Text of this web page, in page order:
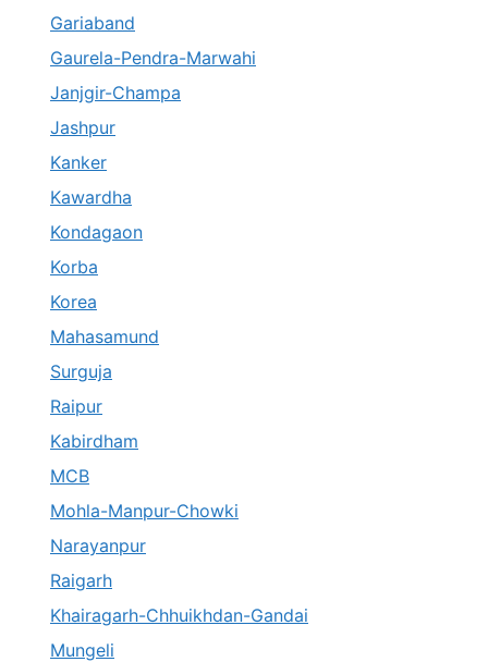
Gariaband
Gaurela-Pendra-Marwahi
Janjgir-Champa
Jashpur
Kanker
Kawardha
Kondagaon
Korba
Korea
Mahasamund
Surguja
Raipur
Kabirdham
MCB
Mohla-Manpur-Chowki
Narayanpur
Raigarh
Khairagarh-Chhuikhdan-Gandai
Mungeli